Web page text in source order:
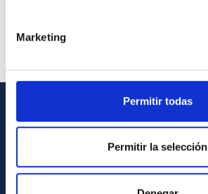
Marketing
Permitir todas
Permitir la selección
INFORMACIÓN GENERAL
Cómo llegar al IAC